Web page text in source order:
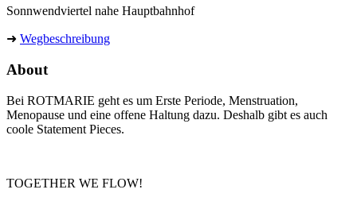
Sonnwendviertel nahe Hauptbahnhof
➜ Wegbeschreibung
About
Bei ROTMARIE geht es um Erste Periode, Menstruation,
Menopause und eine offene Haltung dazu. Deshalb gibt es auch
coole Statement Pieces.
TOGETHER WE FLOW!